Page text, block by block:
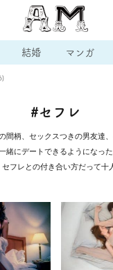
結婚 マンガ
#セフレ
間柄、セックスつきの男友達
緒にデートできるようになっ
セフレとの付き合い方だって十
# 男の本音 # セフレ
会う方法 # マッチングア
# モテテク